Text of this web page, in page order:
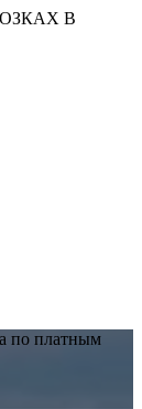
В
по платным